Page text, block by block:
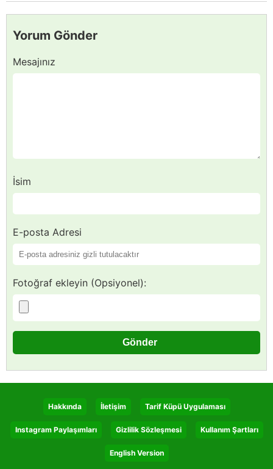
Yorum Gönder
Mesajınız
İsim
E-posta Adresi
Fotoğraf ekleyin (Opsiyonel):
Hakkında İletişim Tarif Küpü Uygulaması
Instagram Paylaşımları Gizlilik Sözleşmesi Kullanım Şartları
English Version